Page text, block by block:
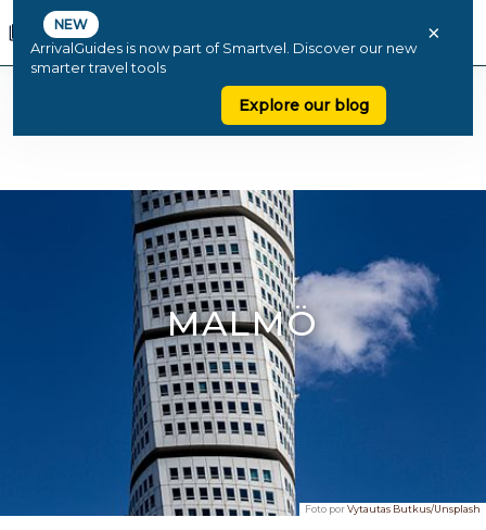
NEW
ArrivalGuides is now part of Smartvel. Discover our new
smarter travel tools
Explore our blog
×
MALMÖ
Foto porVytautas Butkus/Unsplash